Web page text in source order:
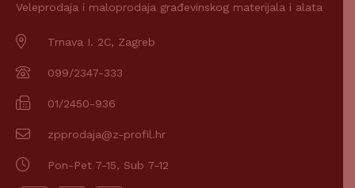
Veleprodaja i maloprodaja građevinskog materijala i alata
Trnava I. 2C, Zagreb
099/2347-333
01/2450-936
zpprodaja@z-profil.hr
Pon-Pet 7-15, Sub 7-12